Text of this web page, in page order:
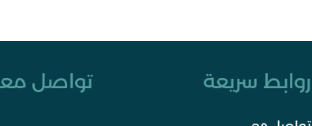
روابط سريعة تواصل